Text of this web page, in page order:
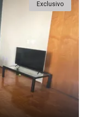
Exclusivo